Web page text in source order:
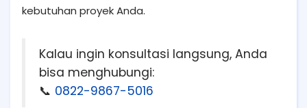
kebutuhan proyek Anda.
Kalau ingin konsultasi langsung, Anda
bisa menghubungi:
📞 0822-9867-5016